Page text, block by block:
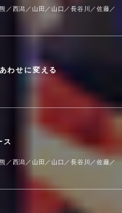
／西潟／山田／山口／長谷川／佐藤／
わせに変える
ス
／西潟／山田／山口／長谷川／佐藤／